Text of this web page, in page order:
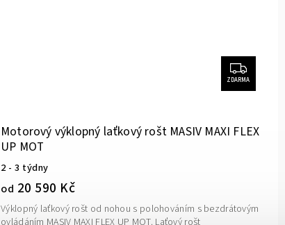
ZDARMA
Motorový výklopný laťkový rošt MASIV MAXI FLEX
UP MOT
2 - 3 týdny
od 20 590 Kč
Výklopný laťkový rošt od nohou s polohováním s bezdrátovým
ovládáním MASIV MAXI FLEX UP MOT. Laťový rošt